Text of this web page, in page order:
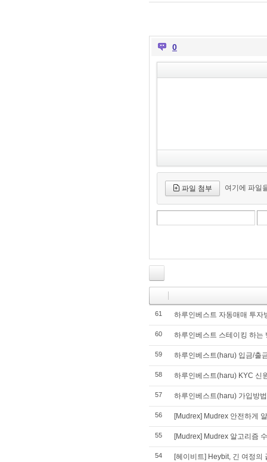
0
파일 첨부 여기에 파일
61 하루인베스트 자동매매 투
60 하루인베스트 스테이킹 하는
59 하루인베스트(haru) 입금/출
58 하루인베스트(haru) KYC 신
57 하루인베스트(haru) 가입방
56 [Mudrex] Mudrex 안전하게
55 [Mudrex] Mudrex 알고리즘
54 [헤이비트] Heybit, 긴 여정의